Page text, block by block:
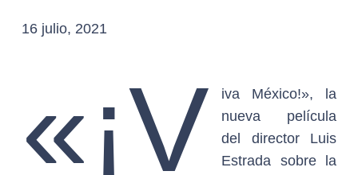
16 julio, 2021
«¡V
iva México!», la
nueva película
del director Luis
Estrada sobre la